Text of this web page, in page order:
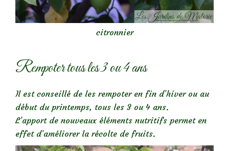
citronnier
Rempoter tous les 3 ou 4 ans
Il est conseillé de les rempoter en fin d’hiver ou au
début du printemps, tous les 3 ou 4 ans.
L’apport de nouveaux éléments nutritifs permet en
effet d’améliorer la récolte de fruits.